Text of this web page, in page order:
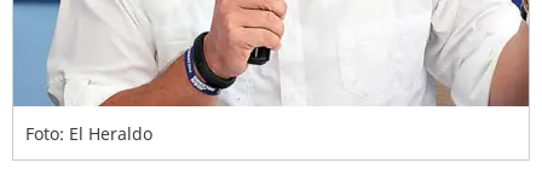
Foto: El Heraldo